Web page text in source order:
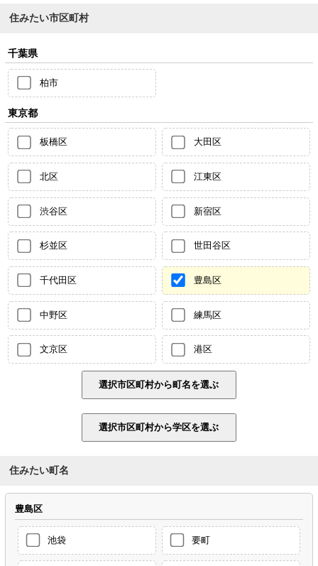
住みたい市区町村
千葉県
柏市
東京都
板橋区 大田区
北区 江東区
渋谷区 新宿区
杉並区 世田谷区
千代田区 豊島区
中野区 練馬区
文京区 港区
住みたい町名
豊島区
池袋 要町